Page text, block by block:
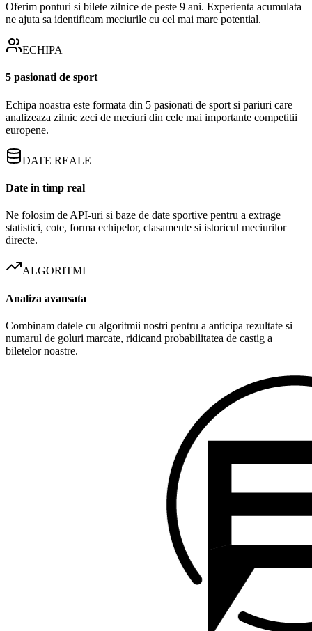
Oferim ponturi si bilete zilnice de peste 9 ani. Experienta acumulata
ne ajuta sa identificam meciurile cu cel mai mare potential.
ECHIPA
5 pasionati de sport
Echipa noastra este formata din 5 pasionati de sport si pariuri care
analizeaza zilnic zeci de meciuri din cele mai importante competitii
europene.
DATE REALE
Date in timp real
Ne folosim de API-uri si baze de date sportive pentru a extrage
statistici, cote, forma echipelor, clasamente si istoricul meciurilor
directe.
ALGORITMI
Analiza avansata
Combinam datele cu algoritmii nostri pentru a anticipa rezultate si
numarul de goluri marcate, ridicand probabilitatea de castig a
biletelor noastre.